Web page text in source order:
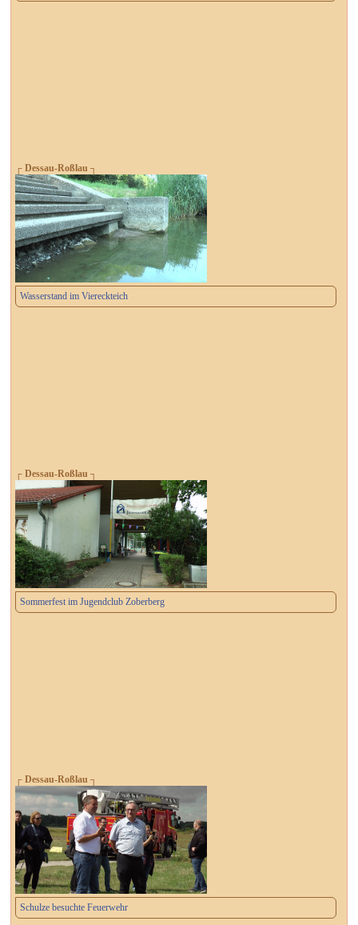
┌ Dessau-Roßlau ┐
Wasserstand im Viereckteich
┌ Dessau-Roßlau ┐
Sommerfest im Jugendclub Zoberberg
┌ Dessau-Roßlau ┐
Schulze besuchte Feuerwehr